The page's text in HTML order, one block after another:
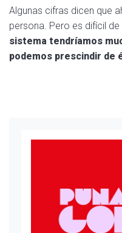
Algunas cifras dicen que
persona. Pero es difícil de
sistema tendríamos
podemos prescindir de